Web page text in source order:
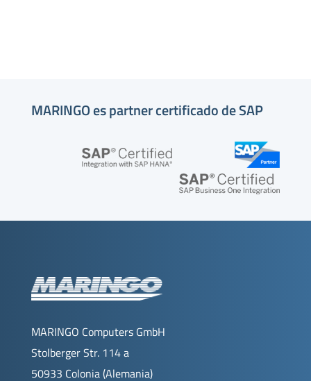
MARINGO es partner certificado de SAP
MARINGO Computers GmbH
Stolberger Str. 114 a
50933 Colonia (Alemania)